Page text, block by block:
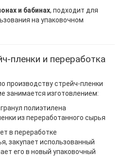
и бабинах, подходит для
на упаковочном
пленки и переработка
производству стрейч-пленки
занимается изготовлением:
полиэтилена
из переработанного сырья
в переработке
закупает использованный
его в новый упаковочный